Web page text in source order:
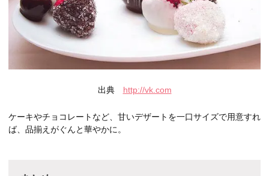
出典 http://vk.com
ケーキやチョコレートなど、甘いデザートを一口サイズで用意すれ
ば、品揃えがぐんと華やかに。